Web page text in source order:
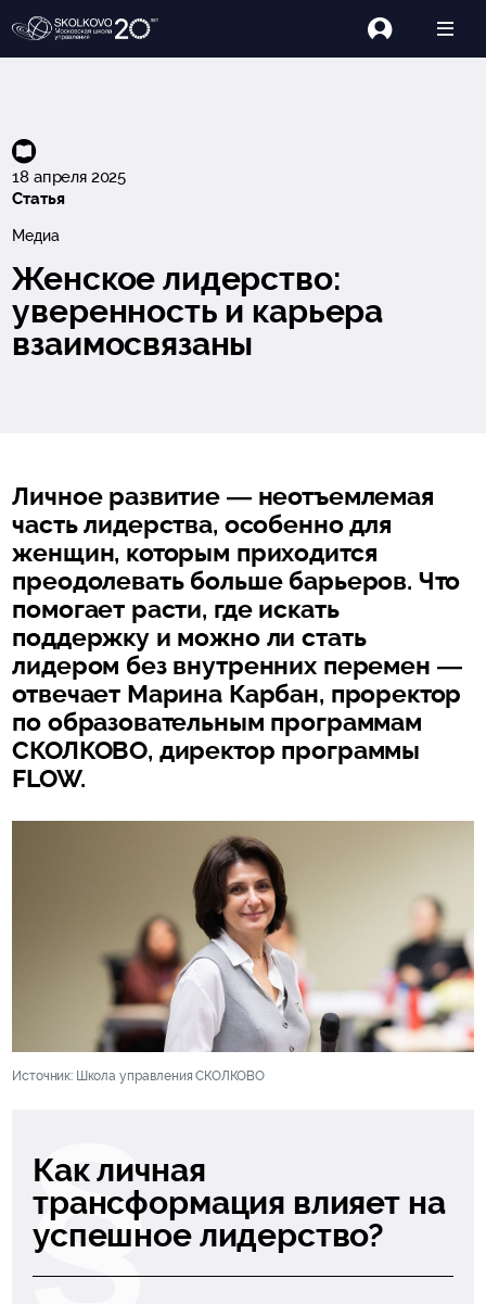
18 апреля 2025
Статья
Медиа
Женское лидерство:
уверенность и карьера
взаимосвязаны
Личное развитие — неотъемлемая
часть лидерства, особенно для
женщин, которым приходится
преодолевать больше барьеров. Что
помогает расти, где искать
поддержку и можно ли стать
лидером без внутренних перемен —
отвечает Марина Карбан, проректор
по образовательным программам
СКОЛКОВО, директор программы
FLOW.
Источник: Школа управления СКОЛКОВО
Как личная
трансформация влияет на
успешное лидерство?